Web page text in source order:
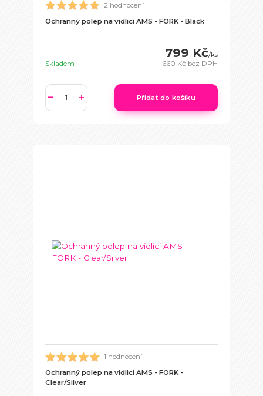
2 hodnocení
Ochranný polep na vidlici AMS - FORK - Black
799 Kč/ks
660 Kč bez DPH
Skladem
Přidat do košíku
1 hodnocení
Ochranný polep na vidlici AMS - FORK -
Clear/Silver